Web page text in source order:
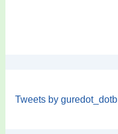
Tweets by guredot_dotb